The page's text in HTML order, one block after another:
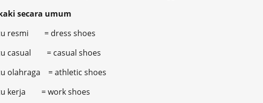
secara umum
resmi = dress shoes
casual = casual shoes
olahraga = athletic shoes
kerja = work shoes